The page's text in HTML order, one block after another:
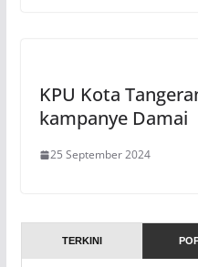
KPU Kota
kampanye Damai
25 September 2024
TERKINI